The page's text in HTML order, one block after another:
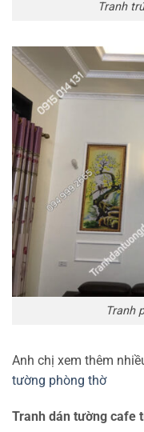
Tranh
Tranh
Anh chị xem thêm
tường phòng thờ
Tranh dán tường cafe